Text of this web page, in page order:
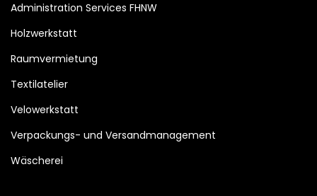
Administration Services FHNW
Holzwerkstatt
Raumvermietung
Textilatelier
Velowerkstatt
Verpackungs- und Versandmanagement
Wäscherei